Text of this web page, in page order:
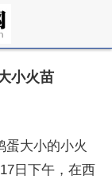
小火苗
蛋大小的小火
日下午，在西